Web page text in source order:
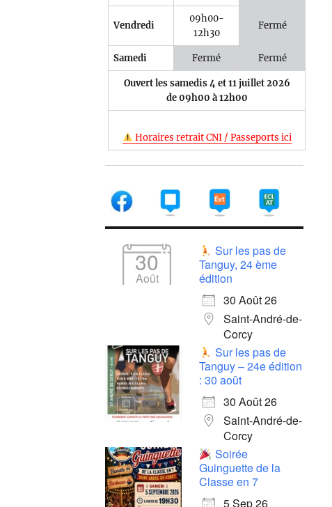
Vendredi
09h00-
12h30
Fermé
Samedi Fermé Fermé
Ouvert les samedis 4 et 11 juillet 2026
de 09h00 à 12h00
Horaires retrait CNI / Passeports ici
30
Août
Sur les pas de
Tanguy, 24 ème
édition
30 Août 26
Saint-André-de-
Corcy
Sur les pas de
Tanguy – 24e édition
: 30 août
30 Août 26
Saint-André-de-
Corcy
Soirée
Guinguette de la
Classe en 7
5 Sep 26